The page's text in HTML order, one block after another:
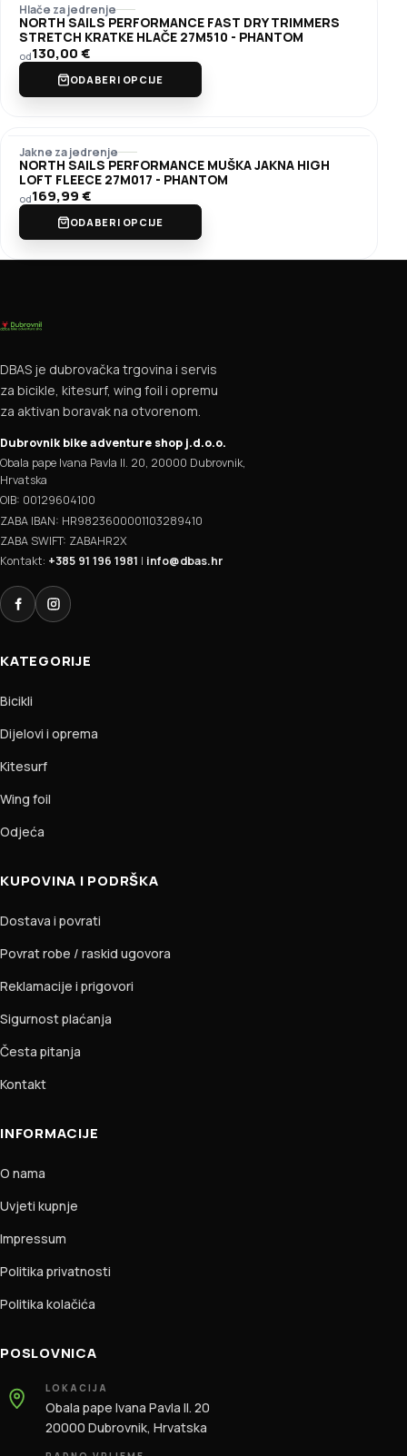
Hlače za jedrenje
NORTH SAILS PERFORMANCE FAST DRY TRIMMERS
STRETCH KRATKE HLAČE 27M510 - PHANTOM
od130,00€
ODABERI OPCIJE
Jakne za jedrenje
NORTH SAILS PERFORMANCE MUŠKA JAKNA HIGH
LOFT FLEECE 27M017 - PHANTOM
od169,99€
ODABERI OPCIJE
DBAS je dubrovačka trgovina i servis
za bicikle, kitesurf, wing foil i opremu
za aktivan boravak na otvorenom.
Dubrovnik bike adventure shop j.d.o.o.
Obala pape Ivana Pavla II. 20, 20000 Dubrovnik,
Hrvatska
OIB: 00129604100
ZABA IBAN: HR9823600001103289410
ZABA SWIFT: ZABAHR2X
Kontakt: +385 91 196 1981 | info@dbas.hr
FacebookInstagram
KATEGORIJE
Bicikli
Dijelovi i oprema
Kitesurf
Wing foil
Odjeća
KUPOVINA I PODRŠKA
Dostava i povrati
Povrat robe / raskid ugovora
Reklamacije i prigovori
Sigurnost plaćanja
Česta pitanja
Kontakt
INFORMACIJE
O nama
Uvjeti kupnje
Impressum
Politika privatnosti
Politika kolačića
POSLOVNICA
LOKACIJA
Obala pape Ivana Pavla II. 20
20000 Dubrovnik, Hrvatska